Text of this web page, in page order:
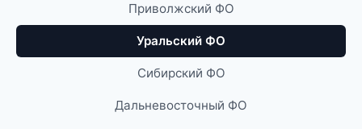
Приволжский ФО
Уральский ФО
Сибирский ФО
Дальневосточный ФО